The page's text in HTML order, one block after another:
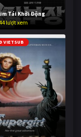
Tái Khởi Động
lượt xem
VIETSUB